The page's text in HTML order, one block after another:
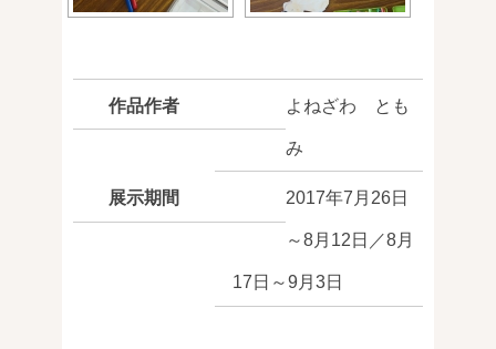
作品作者 よねざわ とも
み
展示期間 2017年7月26日
～8月12日／8月
17日～9月3日